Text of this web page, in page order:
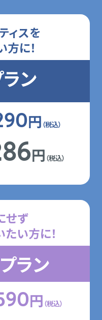
ィスを
に！
ン
円 （税込）
円 （税込）
せず
い方に！
ラン
円 （税込）